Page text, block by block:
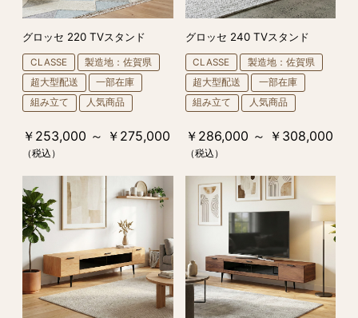
グロッセ 220 TVスタンド
CLASSE
製造地：佐賀県
超大型配送
一部在庫
組み立て
人気商品
￥253,000 ～ ￥275,000
（税込）
グロッセ 240 TVスタンド
CLASSE
製造地：佐賀県
超大型配送
一部在庫
組み立て
人気商品
￥286,000 ～ ￥308,000
（税込）